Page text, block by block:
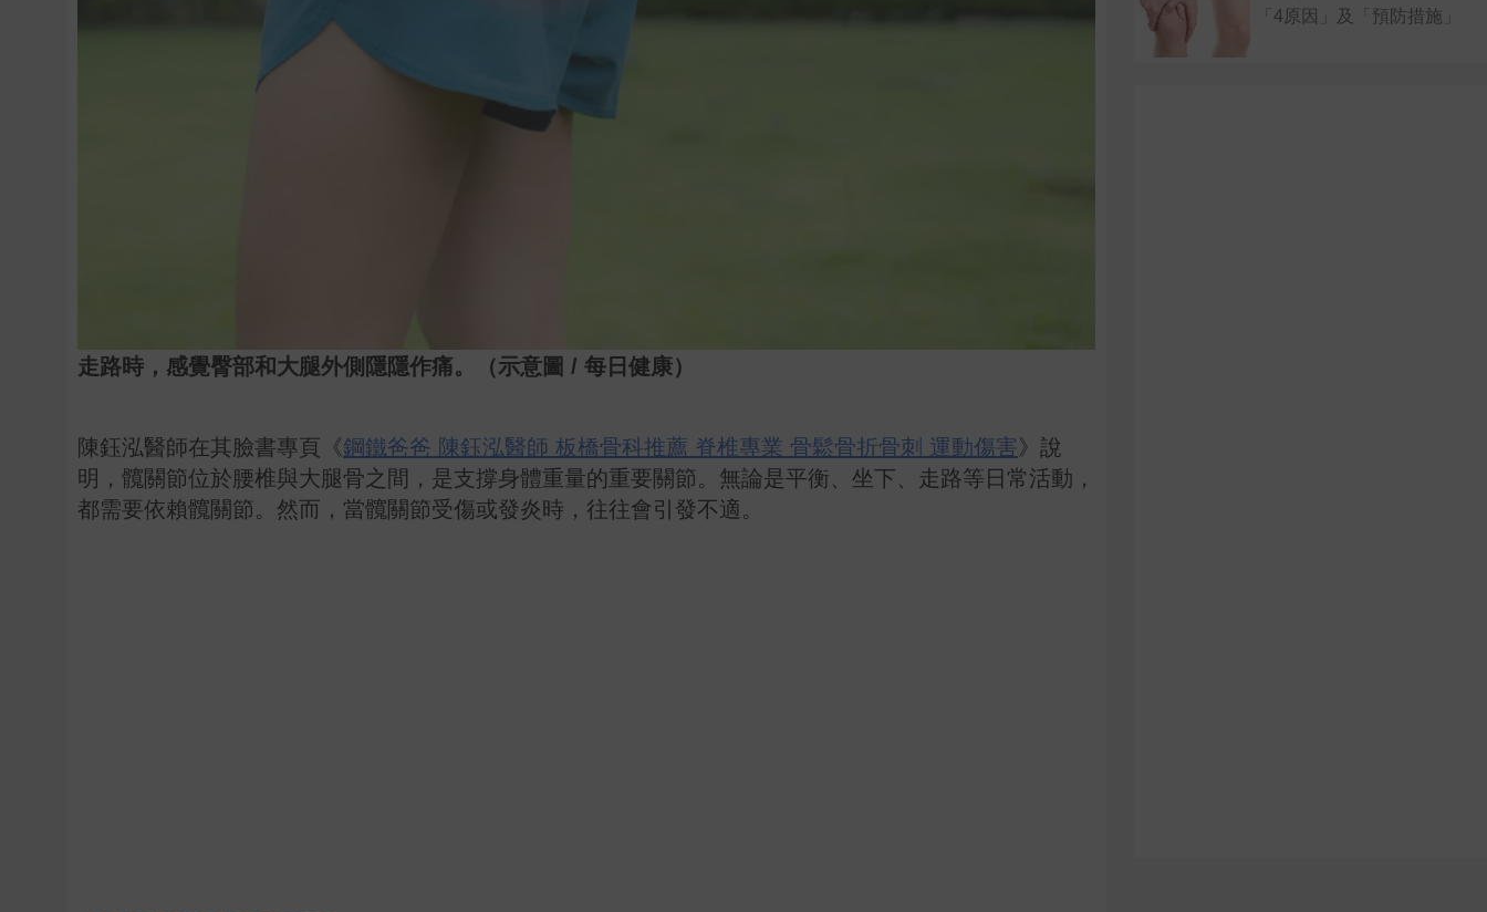
走路時，感覺臀部和大腿外側隱隱作痛。（示意圖 / 每日健康）
陳鈺泓醫師在其臉書專頁《鋼鐵爸爸 陳鈺泓醫師 板橋骨科推薦 脊椎專業 骨鬆骨折骨刺 運動傷害》說
明，髖關節位於腰椎與大腿骨之間，是支撐身體重量的重要關節。無論是平衡、坐下、走路等日常活動，
都需要依賴髖關節。然而，當髖關節受傷或發炎時，往往會引發不適。
「4原因」及「預防措施」